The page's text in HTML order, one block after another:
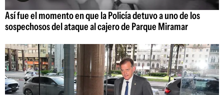
Así fue el momento en que la Policía detuvo a uno de los
sospechosos del ataque al cajero de Parque Miramar